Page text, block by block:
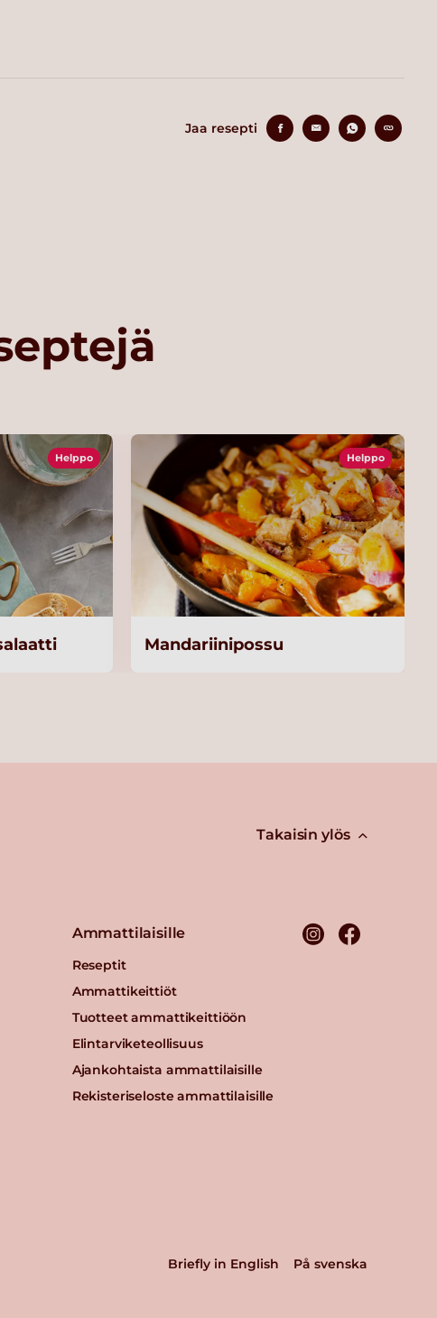
Jaa resepti
Helppo Helppo
Mandariinipossu
Takaisin ylös
Ammattilaisille
Reseptit
Ammattikeittiöt
Tuotteet ammattikeittiöön
Elintarviketeollisuus
Ajankohtaista ammattilaisille
Rekisteriseloste ammattilaisille
Briefly in English På svenska